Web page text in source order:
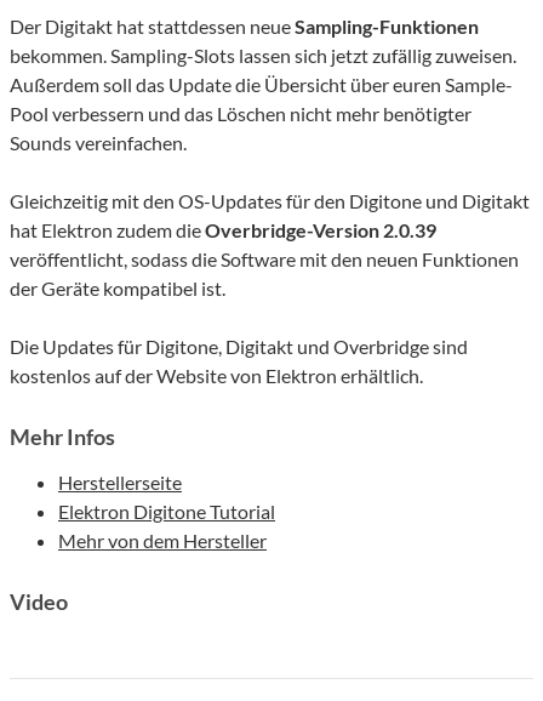
Der Digitakt hat stattdessen neueSampling-Funktionen
bekommen. Sampling-Slots lassen sich jetzt zufällig zuweisen.
Außerdem soll das Update die Übersicht über euren Sample-
Pool verbessern und das Löschen nicht mehr benötigter
Sounds vereinfachen.
Gleichzeitig mit den OS-Updates für den Digitone und Digitakt
hat Elektron zudem dieOverbridge-Version 2.0.39
veröffentlicht, sodass die Software mit den neuen Funktionen
der Geräte kompatibel ist.
Die Updates für Digitone, Digitakt und Overbridge sind
kostenlos auf der Website von Elektron erhältlich.
Mehr Infos
Herstellerseite
Elektron Digitone Tutorial
Mehr von dem Hersteller
Video